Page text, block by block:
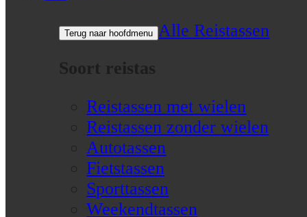
Terug naar hoofdmenu
Alle Reistassen
Soort reistas
Reistassen met wielen
Reistassen zonder wielen
Autotassen
Fietstassen
Sporttassen
Weekendtassen